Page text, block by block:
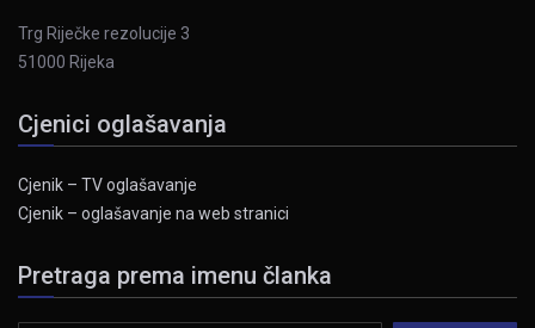
Trg Riječke rezolucije 3
51000 Rijeka
Cjenici oglašavanja
Cjenik – TV oglašavanje
Cjenik – oglašavanje na web stranici
Pretraga prema imenu članka